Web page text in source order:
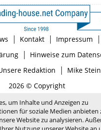
| Kontakt | Impressum |
| Hinweise zum
Redaktion | Mike
2026 © Copyright
um Inhalte und Anzeigen zu
für soziale Medien anbieten
Website zu analysieren.